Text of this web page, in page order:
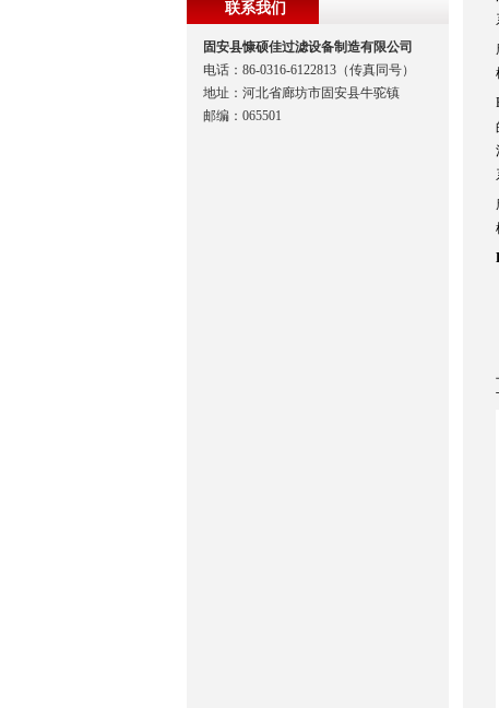
联系我们
固安县慷硕佳过滤设备制造有限公司
电话：86-0316-6122813（传真同号）
地址：河北省廊坊市固安县牛驼镇
邮编：065501